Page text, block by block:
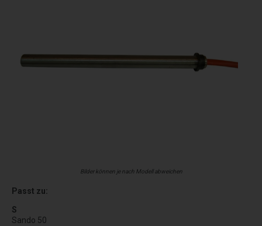
Bilder können je nach Modell abweichen
Passt zu:
S
Sando 50